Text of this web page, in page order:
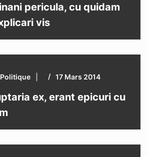
pericula, cu quidam
vis
Politique 17 Mars 2014
ex, erant epicuri cu